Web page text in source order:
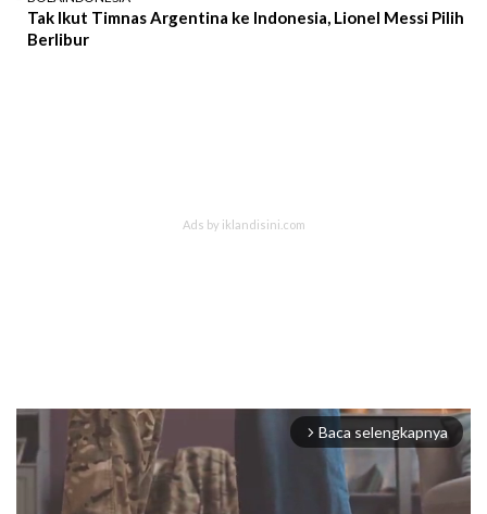
Tak Ikut Timnas Argentina ke Indonesia, Lionel Messi Pilih
Berlibur
arrow_forward_ios Baca selengkapnya